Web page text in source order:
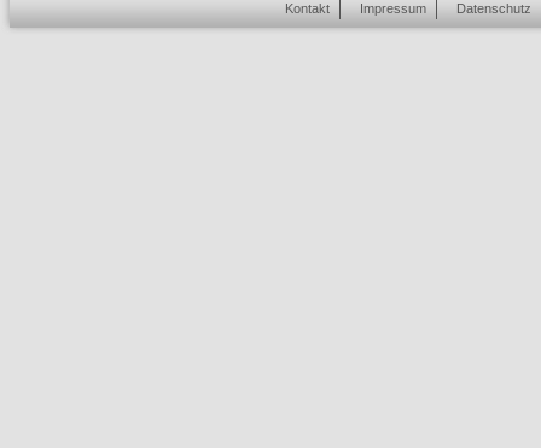
Kontakt Impressum Datenschutz